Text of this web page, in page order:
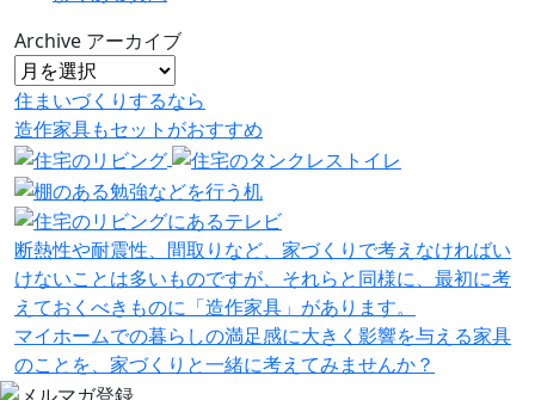
Archive アーカイブ
住まいづくりするなら
造作家具もセット がおすすめ
断熱性や耐震性、間取りなど、家づくりで考えなければい
けないことは多いものですが、それらと同様に、最初に考
えておくべきものに「造作家具」があります。
マイホームでの暮らしの満足感に大きく影響を与える家具
のことを、家づくりと一緒に考えてみませんか？